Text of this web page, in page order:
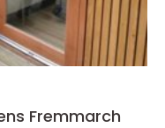
Fremmarch